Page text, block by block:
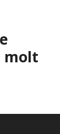
molt